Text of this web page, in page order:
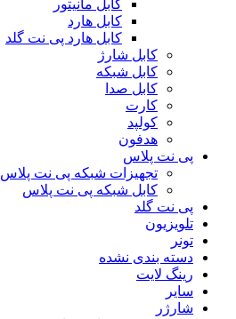
کابل مانیتور
کابل هارد
کابل هارد پی نت گلد
کابل شارژ
کابل شبکه
کابل صدا
کارت
کولپد
هدفون
پی نت پلاس
تجهیزات شبکه پی نت پلاس
کابل شبکه پی نت پلاس
پی نت گلد
تلویزیون
تونر
دسته بندی نشده
رینگ لایت
سایر
شارژر